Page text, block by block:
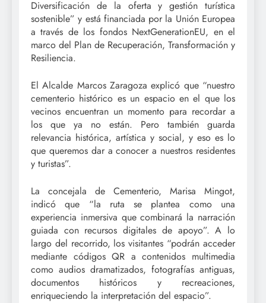
Diversificación de la oferta y gestión turística
sostenible” y está financiada por la Unión Europea
a través de los fondos NextGenerationEU, en el
marco del Plan de Recuperación, Transformación y
Resiliencia.
El Alcalde Marcos Zaragoza explicó que “nuestro
cementerio histórico es un espacio en el que los
vecinos encuentran un momento para recordar a
los que ya no están. Pero también guarda
relevancia histórica, artística y social, y eso es lo
que queremos dar a conocer a nuestros residentes
y turistas”.
La concejala de Cementerio, Marisa Mingot,
indicó que “la ruta se plantea como una
experiencia inmersiva que combinará la narración
guiada con recursos digitales de apoyo”. A lo
largo del recorrido, los visitantes “podrán acceder
mediante códigos QR a contenidos multimedia
como audios dramatizados, fotografías antiguas,
documentos históricos y recreaciones,
enriqueciendo la interpretación del espacio”.